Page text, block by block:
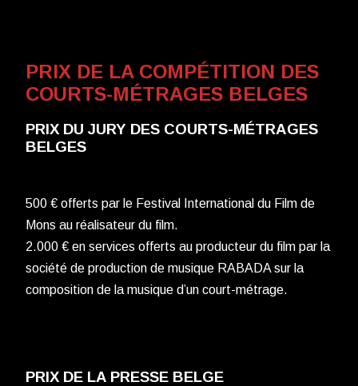
PRIX DE LA COMPÉTITION DES
COURTS-MÉTRAGES BELGES
PRIX DU JURY DES COURTS-MÉTRAGES
BELGES
500 € offerts par le Festival International du Film de
Mons au réalisateur du film.
2.000 € en services offerts au producteur du film par la
société de production de musique RABADA sur la
composition de la musique d’un court-métrage.
PRIX DE LA PRESSE BELGE